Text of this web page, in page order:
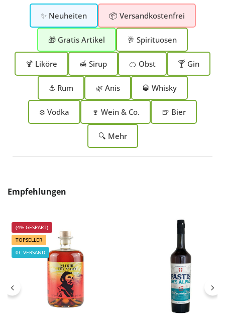
✨ Neuheiten 📦 Versandkostenfrei
🎁 Gratis Artikel 🥂 Spirituosen
🍹 Liköre 🍯 Sirup 🍊 Obst 🍸 Gin
⚓ Rum 🌿 Anis 🥃 Whisky
❄️ Vodka 🍷 Wein & Co. 🍺 Bier
🔍 Mehr
Produktgalerie überspringen
Empfehlungen
(4% GESPART)
TOPSELLER
0€ VERSAND